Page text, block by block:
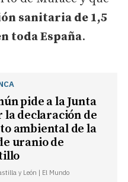
sanitaria de 1,5
toda España.
pide a la Junta
la declaración de
ambiental de la
uranio de
y León | El Mundo